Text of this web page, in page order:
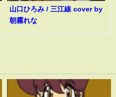
山口ひろみ / 三江線 cover by
朝霧れな